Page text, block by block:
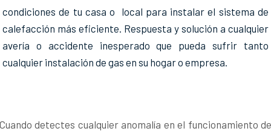
condiciones de tu casa o local para instalar el sistema de
calefacción más eficiente. Respuesta y solución a cualquier
avería o accidente inesperado que pueda sufrir tanto
cualquier instalación de gas en su hogar o empresa.
Cuando detectes cualquier anomalía en el funcionamiento de